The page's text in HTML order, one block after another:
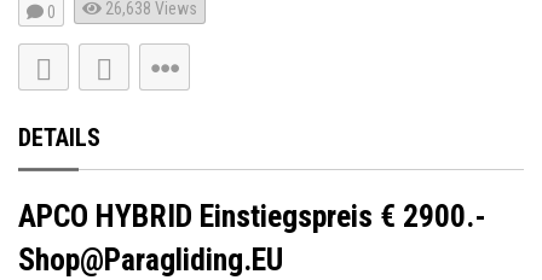
0 26,638 Views
DETAILS
APCO HYBRID Einstiegspreis € 2900.-
Shop@Paragliding.EU